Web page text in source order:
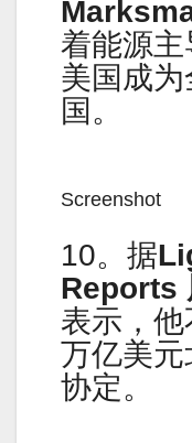
着能源主
美国成
国。
Screenshot
10。据
Reports
表示，
万亿美
协定。